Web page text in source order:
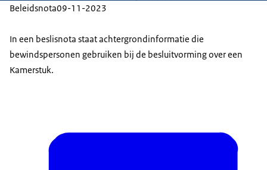
Beleidsnota09-11-2023
In een beslisnota staat achtergrondinformatie die
bewindspersonen gebruiken bij de besluitvorming over een
Kamerstuk.